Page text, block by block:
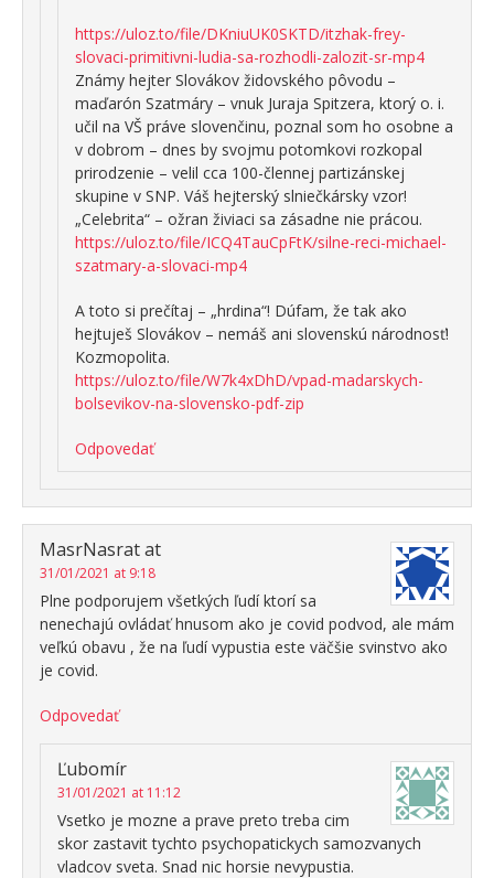
https://uloz.to/file/DKniuUK0SKTD/itzhak-frey-
slovaci-primitivni-ludia-sa-rozhodli-zalozit-sr-mp4
Známy hejter Slovákov židovského pôvodu –
maďarón Szatmáry – vnuk Juraja Spitzera, ktorý o. i.
učil na VŠ práve slovenčinu, poznal som ho osobne a
v dobrom – dnes by svojmu potomkovi rozkopal
prirodzenie – velil cca 100-člennej partizánskej
skupine v SNP. Váš hejterský slniečkársky vzor!
„Celebrita“ – ožran živiaci sa zásadne nie prácou.
https://uloz.to/file/ICQ4TauCpFtK/silne-reci-michael-
szatmary-a-slovaci-mp4
A toto si prečítaj – „hrdina“! Dúfam, že tak ako
hejtuješ Slovákov – nemáš ani slovenskú národnosť!
Kozmopolita.
https://uloz.to/file/W7k4xDhD/vpad-madarskych-
bolsevikov-na-slovensko-pdf-zip
Odpovedať
MasrNasrat at
31/01/2021 at 9:18
Plne podporujem všetkých ľudí ktorí sa
nenechajú ovládať hnusom ako je covid podvod, ale mám
veľkú obavu , že na ľudí vypustia este väčšie svinstvo ako
je covid.
Odpovedať
Ľubomír
31/01/2021 at 11:12
Vsetko je mozne a prave preto treba cim
skor zastavit tychto psychopatickych samozvanych
vladcov sveta. Snad nic horsie nevypustia.